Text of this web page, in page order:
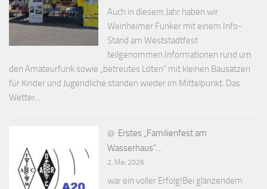
Auch in diesem Jahr haben wir
Weinheimer Funker mit einem Info-
Stand am Weststadtfest
teilgenommen.Informationen rund um
den Amateurfunk sowie „betreutes Löten“ mit kleinen Bausätzen
für Kinder und Jugendliche standen wieder im Mittelpunkt. Das
Wetter...
Erstes „Familienfest am
Wasserhaus“…
2. Mai 2026
war ein voller Erfolg!Bei glänzendem